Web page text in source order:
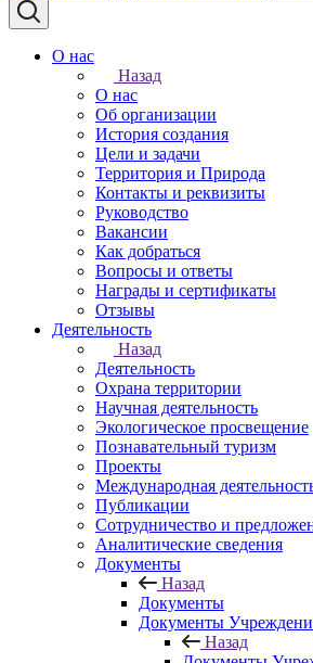
О нас
Назад
О нас
Об организации
История создания
Цели и задачи
Территория и Природа
Контакты и реквизиты
Руководство
Вакансии
Как добраться
Вопросы и ответы
Награды и сертификаты
Отзывы
Деятельность
Назад
Деятельность
Охрана территории
Научная деятельность
Экологическое просвещение
Познавательный туризм
Проекты
Международная
Публикации
Сотрудничество и
Аналитические сведения
Документы
Назад
Документы
Документы
Назад